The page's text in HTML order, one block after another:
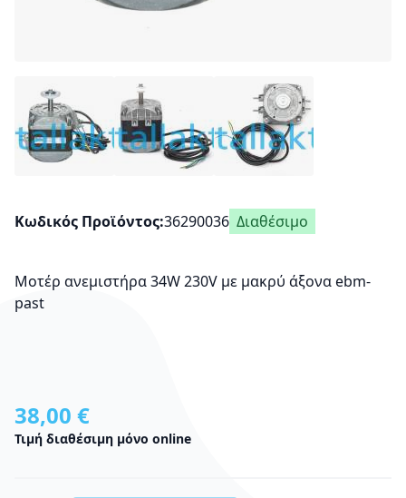
Κωδικός Προϊόντος 36290036 Διαθέσιμο
Μοτέρ ανεμιστήρα 34W 230V με μακρύ άξονα ebm-
past
38,00 €
Τιμή διαθέσιμη μόνο online